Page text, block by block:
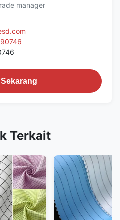
manager
Terkait